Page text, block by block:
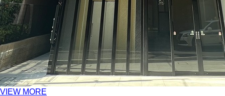
VIEW MORE